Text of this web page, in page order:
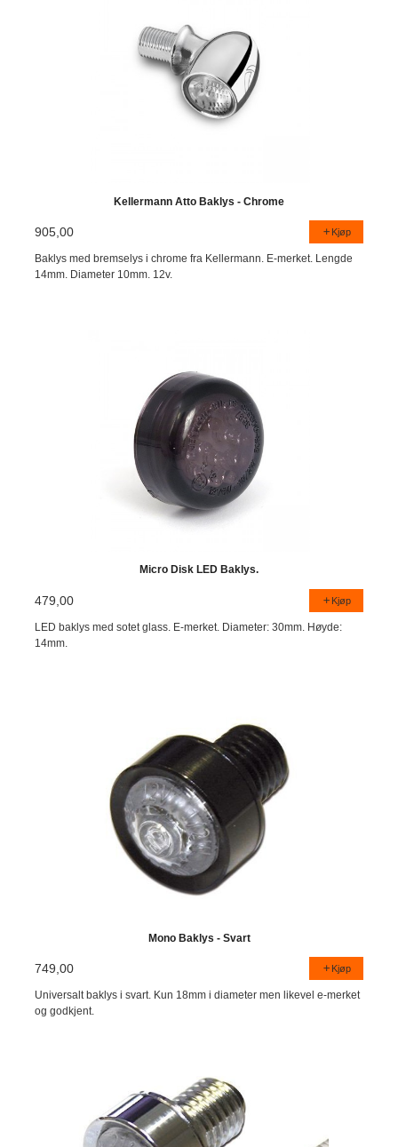
Kellermann Atto Baklys - Chrome
905,00 Kjøp
Baklys med bremselys i chrome fra Kellermann. E-merket. Lengde
14mm. Diameter 10mm. 12v.
Micro Disk LED Baklys.
479,00 Kjøp
LED baklys med sotet glass. E-merket. Diameter: 30mm. Høyde:
14mm.
Mono Baklys - Svart
749,00 Kjøp
Universalt baklys i svart. Kun 18mm i diameter men likevel e-merket
og godkjent.